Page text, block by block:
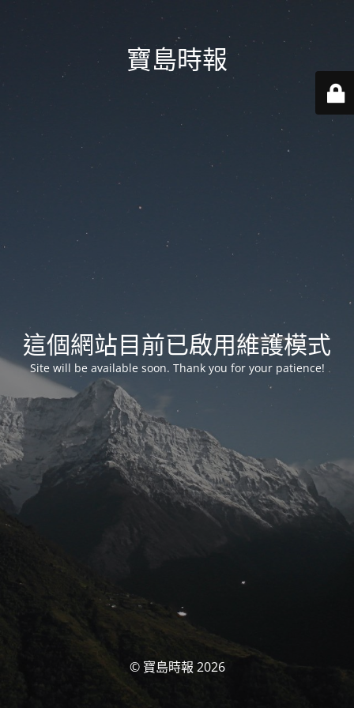
寶島時報
這個網站目前已啟用維護模式
Site will be available soon. Thank you for your patience!
© 寶島時報 2026